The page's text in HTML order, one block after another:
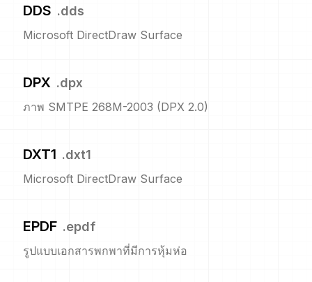
DDS .dds
Microsoft DirectDraw Surface
DPX .dpx
ภาพ SMTPE 268M-2003 (DPX 2.0)
DXT1 .dxt1
Microsoft DirectDraw Surface
EPDF .epdf
รูปแบบเอกสารพกพาที่มีการหุ้มห่อ